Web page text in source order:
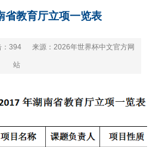
省教育厅立项一览表
394 来源：2026年世界杯中文官方网
站